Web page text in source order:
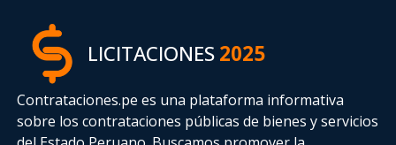
LICITACIONES2025
Contrataciones.pe es una plataforma informativa
sobre los contrataciones públicas de bienes y servicios